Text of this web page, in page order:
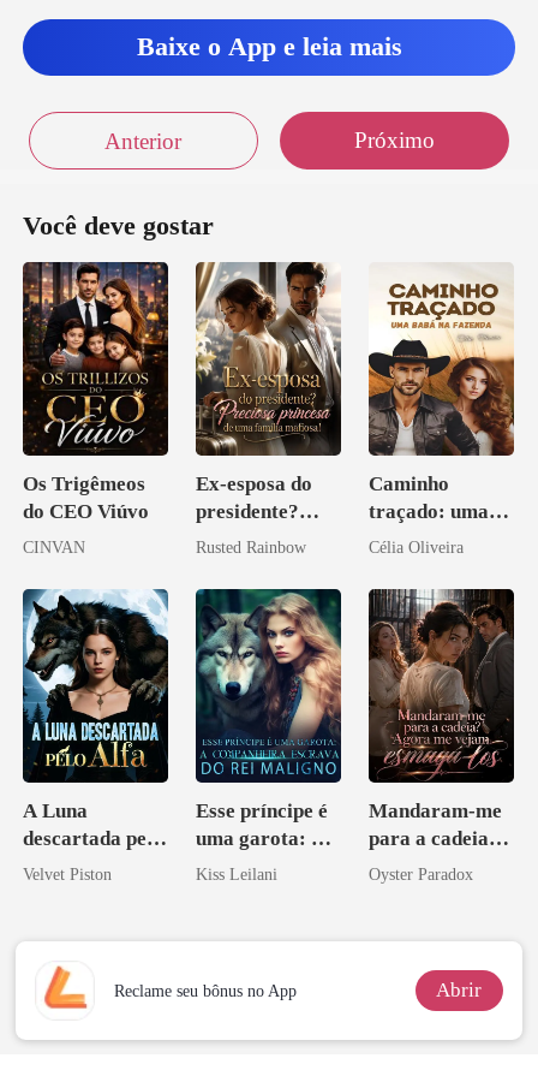
Baixe o App e leia mais
Anterior Próximo
Você deve gostar
Os Trigêmeos
do CEO Viúvo
CINVAN
Ex-esposa do
presidente?
Preciosa
família
mafiosa!
Rusted Rainbow
Caminho
traçado: uma
babá na fazenda
Célia Oliveira
A Luna
descartada pelo
Alfa
Velvet Piston
Esse príncipe é
uma garota: A
companheira
Kiss Leilani
Mandaram-me
para a cadeia?
Agora me
Oyster Paradox
Reclame seu bônus no App Abrir